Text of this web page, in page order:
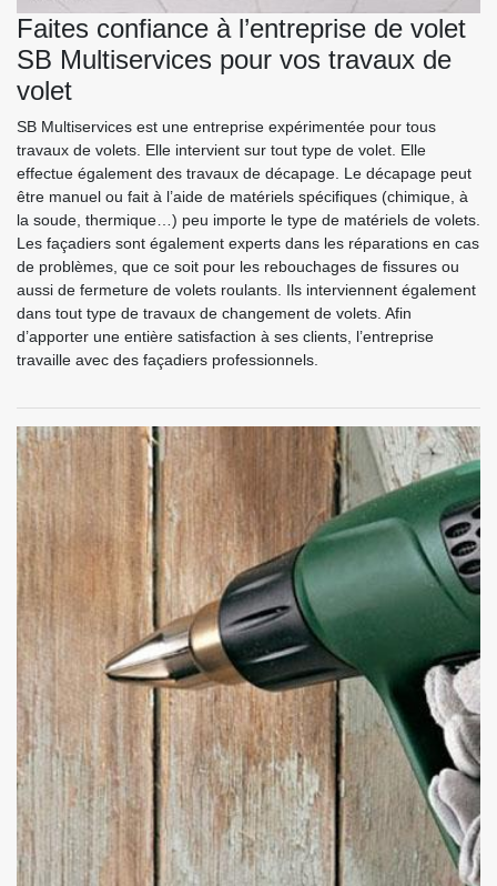
Faites confiance à l’entreprise de volet
SB Multiservices pour vos travaux de
volet
SB Multiservices est une entreprise expérimentée pour tous
travaux de volets. Elle intervient sur tout type de volet. Elle
effectue également des travaux de décapage. Le décapage peut
être manuel ou fait à l’aide de matériels spécifiques (chimique, à
la soude, thermique…) peu importe le type de matériels de volets.
Les façadiers sont également experts dans les réparations en cas
de problèmes, que ce soit pour les rebouchages de fissures ou
aussi de fermeture de volets roulants. Ils interviennent également
dans tout type de travaux de changement de volets. Afin
d’apporter une entière satisfaction à ses clients, l’entreprise
travaille avec des façadiers professionnels.